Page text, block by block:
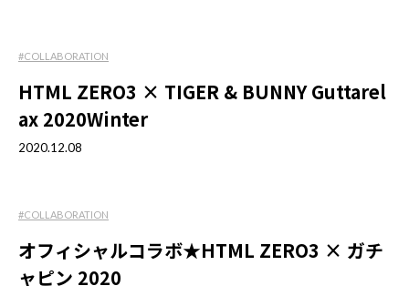
#COLLABORATION
HTML ZERO3 × TIGER & BUNNY Guttarel
ax 2020Winter
2020.12.08
#COLLABORATION
オフィシャルコラボ★HTML ZERO3 × ガチ
ャピン 2020